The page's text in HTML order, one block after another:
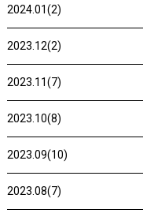
2024.01(2)
2023.12(2)
2023.11(7)
2023.10(8)
2023.09(10)
2023.08(7)